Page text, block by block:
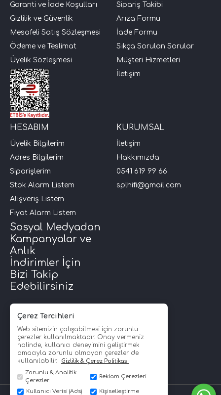
Garanti ve İade Koşulları
Gizlilik ve Güvenlik
Mesafeli Satış Sözleşmesi
Ödeme ve Teslimat
Üyelik Sözleşmesi
Sipariş Takibi
Arıza Formu
İade Formu
Sıkça Sorulan Sorular
Müşteri Hizmetleri
İletişim
HESABIM
Üyelik Bilgilerim
Adres Bilgilerim
Siparişlerim
Stok Alarm Listem
Alışveriş Listem
Fiyat Alarm Listem
KURUMSAL
İletişim
Hakkımızda
0541 619 99 66
splhifi@gmail.com
Sosyal Medyadan
Kampanyalar ve
Anlık
İndirimler İçin
Bizi Takip
Edebilirsiniz
Çerez Tercihleri
Web sitemizin çalışabilmesi için zorunlu
çerezler kullanılmaktadır. Onay vermeniz
halinde, kullanıcı deneyimini geliştirmek
amacıyla zorunlu olmayan çerezler de
kullanılabilir.
Gizlilik & Çerez Politikası
Zorunlu & Analitik
Çerezler
Reklam Çerezleri
Kullanıcı Verisi (Ads) Kişiselleştirme